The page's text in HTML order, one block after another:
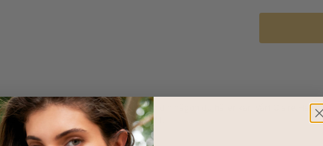
halsbandet att unna dig själv eller din någon du håller kär. Vårt Claire
smycket som kompletterar din outfit.